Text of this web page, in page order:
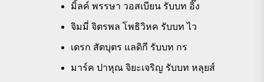
มิ้ลค์ พรรษา วอสเบียน รับบท อิ๊ง
จิมมี่ จิตรพล โพธิวิหค รับบท ไว
เดรก สัตบุตร แลดิกี รับบท กร
มาร์ค ปาหุณ จิยะเจริญ รับบท หลุยส์